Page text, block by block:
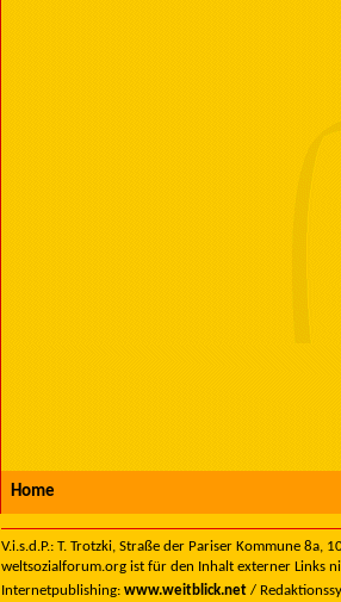
Home
V.i.s.d.P.: T. Trotzki, Straße der Pariser Kommune
weltsozialforum.org ist für den Inhalt externer Links
Internetpublishing: www.weitblick.net /